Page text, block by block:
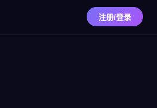
注册/登录